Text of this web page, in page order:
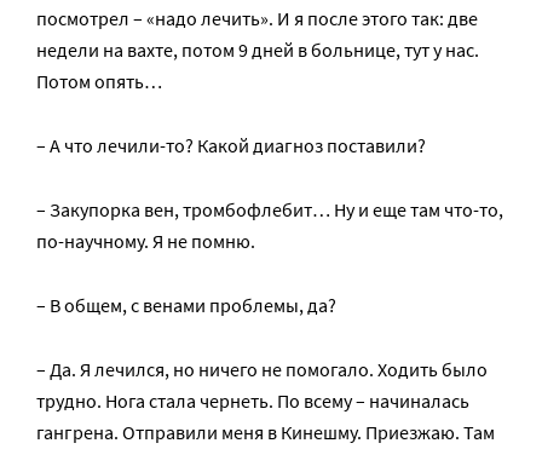
посмотрел – «надо лечить». И я после этого так: две
недели на вахте, потом 9 дней в больнице, тут у нас.
Потом опять…
– А что лечили-то? Какой диагноз поставили?
– Закупорка вен, тромбофлебит… Ну и еще там что-то,
по-научному. Я не помню.
– В общем, с венами проблемы, да?
– Да. Я лечился, но ничего не помогало. Ходить было
трудно. Нога стала чернеть. По всему – начиналась
гангрена. Отправили меня в Кинешму. Приезжаю. Там